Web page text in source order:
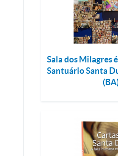
Sala dos Milagres
Santuário Santa